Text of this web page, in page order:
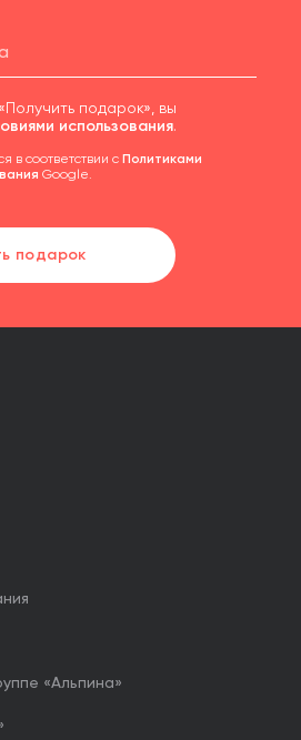
подарок», вы
использования.
в соответствии с Политиками
Google.
подарок
«Альпина»